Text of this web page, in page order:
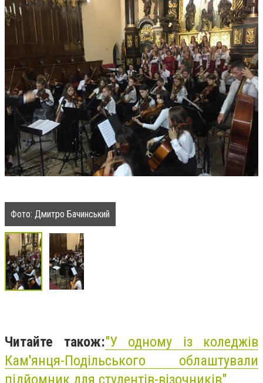
Фото: Дмитро Бачинський
Читайте також:"У одному із коледжів
Кам'янця-Подільського облаштували
підйомник для студентів-візочників"